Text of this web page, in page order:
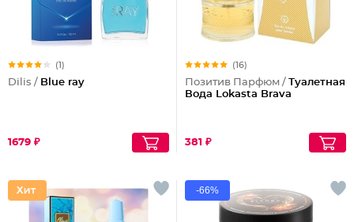
(1)
Dilis / Blue ray
1679 ₽
(16)
Позитив Парфюм / Туалетная
Вода Lokasta Brava
381 ₽
-66%